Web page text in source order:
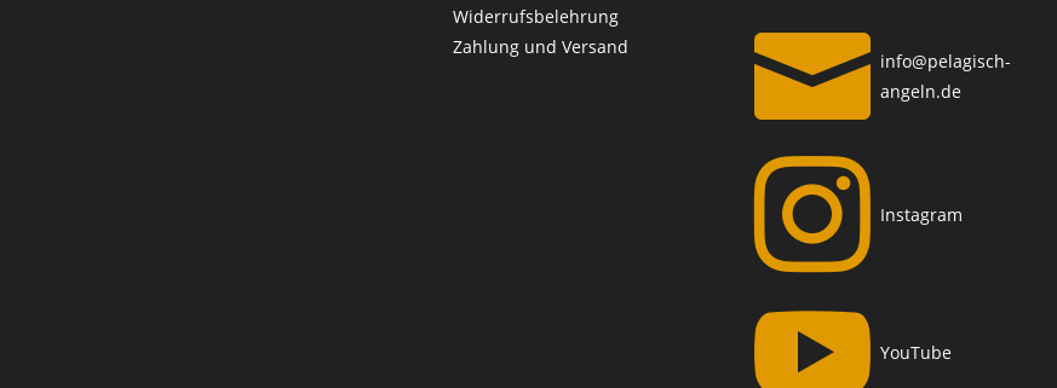
Widerrufsbelehrung
Zahlung und Versand
 info@pelagisch-
angeln.de
 Instagram
 YouTube